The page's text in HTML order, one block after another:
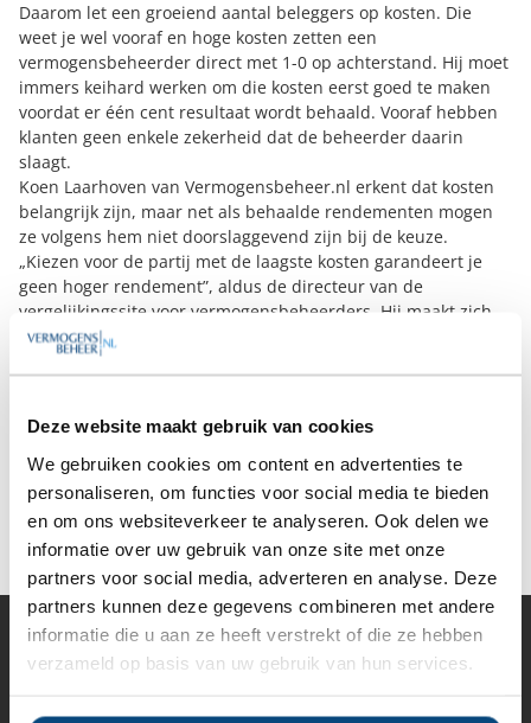
Deze website maakt gebruik van cookies
We gebruiken cookies om content en advertenties te
personaliseren, om functies voor social media te bieden
en om ons websiteverkeer te analyseren. Ook delen we
informatie over uw gebruik van onze site met onze
partners voor social media, adverteren en analyse. Deze
partners kunnen deze gegevens combineren met andere
informatie die u aan ze heeft verstrekt of die ze hebben
verzameld op basis van uw gebruik van hun services.
Daarom let een groeiend aantal beleggers op kosten. Die
weet je wel vooraf en hoge kosten zetten een
vermogensbeheerder direct met 1-0 op achterstand. Hij moet
immers keihard werken om die kosten eerst goed te maken
voordat er één cent resultaat wordt behaald. Vooraf hebben
klanten geen enkele zekerheid dat de beheerder daarin
slaagt.
Koen Laarhoven van Vermogensbeheer.nl erkent dat kosten
belangrijk zijn, maar net als behaalde rendementen mogen
ze volgens hem niet doorslaggevend zijn bij de keuze.
„Kiezen voor de partij met de laagste kosten garandeert je
geen hoger rendement”, aldus de directeur van de
vergelijkingssite voor vermogensbeheerders. Hij maakt zich
daarom zorgen over de groeiende focus van onder meer
toezichthouder AFM en een groeiend aantal marktpartijen op
Bron: De Telegraaf
Deel op Facebook
Deel op X
Deel op LinkedIn
Vermogensbeheer
Private banks